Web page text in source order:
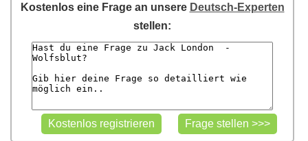
Kostenlos eine Frage an unsere Deutsch-Experten
stellen: